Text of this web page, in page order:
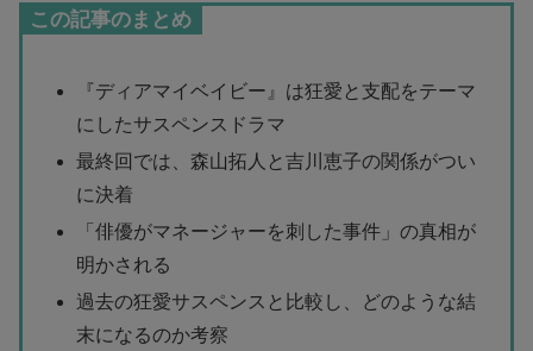
この記事のまとめ
『ディアマイベイビー』は狂愛と支配をテーマ
にしたサスペンスドラマ
最終回では、森山拓人と吉川恵子の関係がつい
に決着
「俳優がマネージャーを刺した事件」の真相が
明かされる
過去の狂愛サスペンスと比較し、どのような結
末になるのか考察